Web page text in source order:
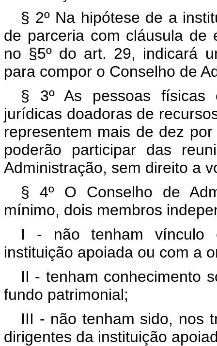
§ 2º Na hipótese de a
de parceria com cláusula de
no §5º do art. 29, indicará
para compor o Conselho de
§ 3º As pessoas físicas
jurídicas doadoras de
representem mais de dez
poderão participar das
Administração, sem direito a
§ 4º O Conselho de
mínimo, dois membros
I - não tenham vínculo
instituição apoiada ou com a
II - tenham conhecimento
fundo patrimonial;
III - não tenham sido, nos
dirigentes da instituição